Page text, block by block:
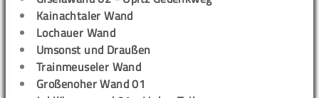
Kainachtaler Wand
Lochauer Wand
Umsonst und Draußen
Trainmeuseler Wand
Großenoher Wand 01